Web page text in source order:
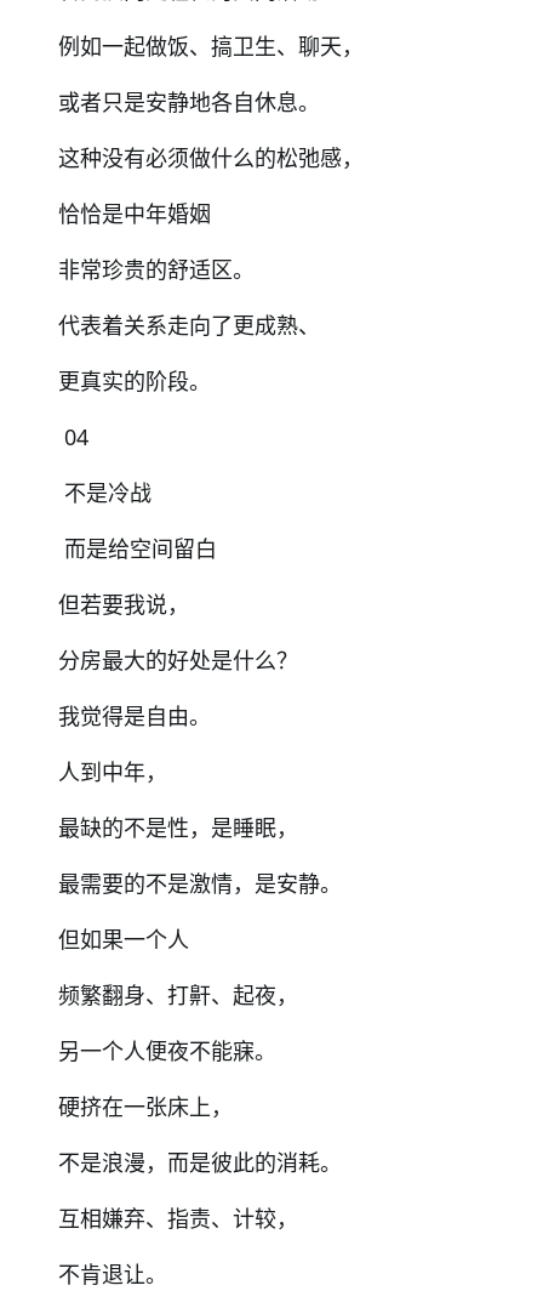
例如一起做饭、搞卫生、聊天，
或者只是安静地各自休息。
这种没有必须做什么的松弛感，
恰恰是中年婚姻
非常珍贵的舒适区。
代表着关系走向了更成熟、
更真实的阶段。
04
不是冷战
而是给空间留白
但若要我说，
分房最大的好处是什么？
我觉得是自由。
人到中年，
最缺的不是性，是睡眠，
最需要的不是激情，是安静。
但如果一个人
频繁翻身、打鼾、起夜，
另一个人便夜不能寐。
硬挤在一张床上，
不是浪漫，而是彼此的消耗。
互相嫌弃、指责、计较，
不肯退让。